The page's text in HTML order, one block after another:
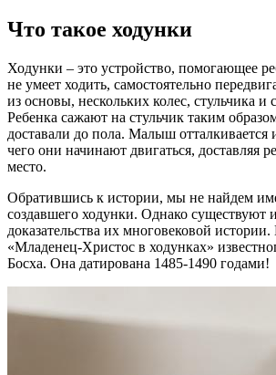
Что такое ходунки
Ходунки – это устройство, помогающее
не умеет ходить, самостоятельно
из основы, нескольких колес, стульчика
Ребенка сажают на стульчик таким
доставали до пола. Малыш отталкивается
чего они начинают двигаться, доставляя
место.
Обратившись к истории, мы не найдем
создавшего ходунки. Однако существуют
доказательства их многовековой
«Младенец-Христос в ходунках»
Босха. Она датирована 1485-1490 годами!